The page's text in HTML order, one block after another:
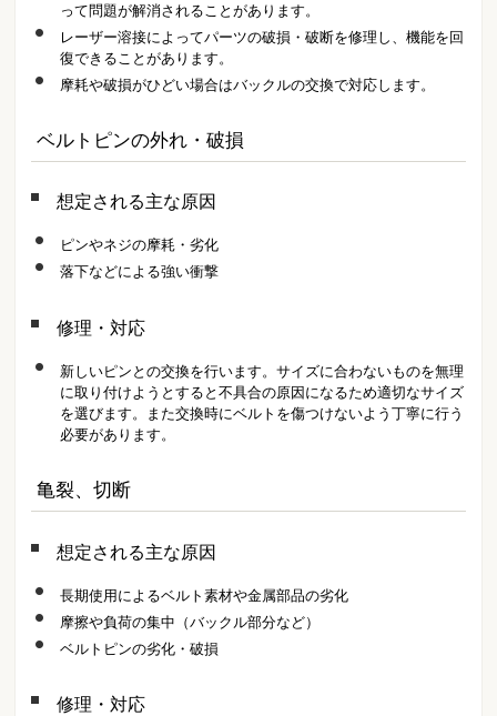
って問題が解消されることがあります。
レーザー溶接によってパーツの破損・破断を修理し、機能を回
復できることがあります。
摩耗や破損がひどい場合はバックルの交換で対応します。
ベルトピンの外れ・破損
想定される主な原因
ピンやネジの摩耗・劣化
落下などによる強い衝撃
修理・対応
新しいピンとの交換を行います。サイズに合わないものを無理
に取り付けようとすると不具合の原因になるため適切なサイズ
を選びます。また交換時にベルトを傷つけないよう丁寧に行う
必要があります。
亀裂、切断
想定される主な原因
長期使用によるベルト素材や金属部品の劣化
摩擦や負荷の集中（バックル部分など）
ベルトピンの劣化・破損
修理・対応